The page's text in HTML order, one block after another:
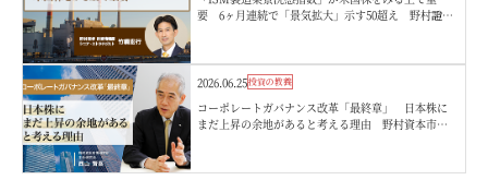
要 6ヶ月連続で「景気拡大」示す50超え 野村證
2026.06.25投資の教養
コーポレートガバナンス改革「最終章」 日本株に
まだ上昇の余地があると考える理由 野村資本市場